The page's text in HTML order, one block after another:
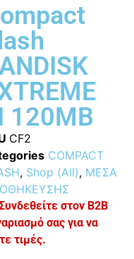
120MB
CF2
COMPACT
, Shop (All), ΜΕΣΑ
στον B2B
σας για να
τιμές.